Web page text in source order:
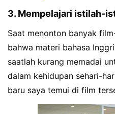
3. Mempelajari istilah-
Saat menonton banyak
bahwa materi bahasa
saatlah kurang memadai
dalam kehidupan sehari-
baru saya temui di film